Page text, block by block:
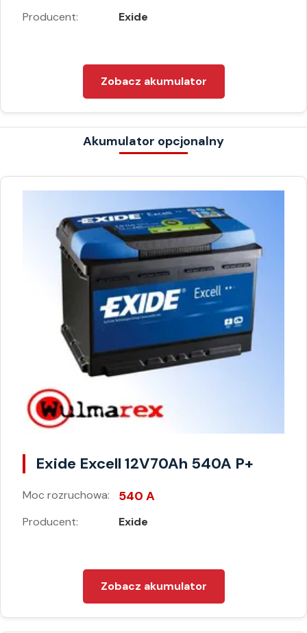
Producent: Exide
Zobacz akumulator
Akumulator opcjonalny
Exide Excell 12V70Ah 540A P+
Moc rozruchowa: 540 A
Producent: Exide
Zobacz akumulator